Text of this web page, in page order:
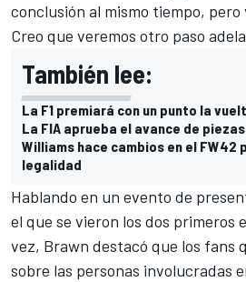
conclusión al mismo tiempo, pero
Creo que veremos otro paso
También lee:
La F1 premiará con un punto la
La FIA aprueba el avance de
Williams hace cambios en el FW42
legalidad
Hablando en un evento de
el que se vieron los dos primeros
vez, Brawn destacó que los fans
sobre las personas involucradas